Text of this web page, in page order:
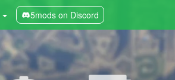
5mods on Discord